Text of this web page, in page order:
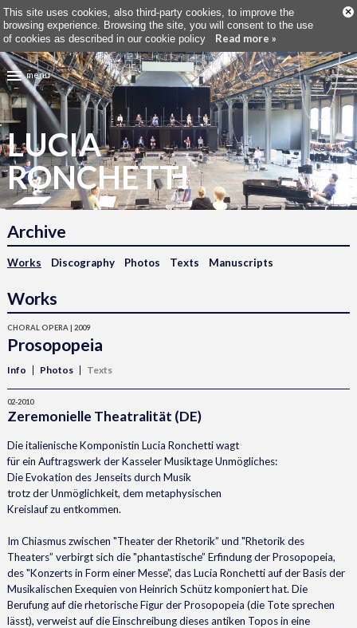
This site uses cookies, also third-party cookies, to improve the
browsing experience. Browsing the site, you will consent to the use
of cookies as described in our cookie policy Read more »
×
menu
LUCIA
RONCHETTI
Archive
Works Discography Photos Texts Manuscripts
Works
CHORAL OPERA | 2009
Prosopopeia
Info Photos Texts
02-2010
Zeremonielle Theatralität (DE)
Die italienische Komponistin Lucia Ronchetti wagt
für ein Auftragswerk der Kasseler Musiktage Unmögliches:
Die Evokation des Jenseits durch Musik
trotz der Unmöglichkeit, dem metaphysischen
Kreislauf zu entkommen.
Im Chiasmus zwischen "Theater der Rhetorik” und "Rhetorik des
Theaters” verbirgt sich die "phantastische” Erfindung der Prosopopeia,
des "Konzerts in Form einer Messe”, das Lucia Ronchetti auf der Basis der
Musikalischen Exequien von Heinrich Schütz komponiert hat. Die
Berufung auf die rhetorische Figur der Prosopopeia (die Tote sprechen
lässt), verweist auf die Einschreibung dieses antiken Topos in eine